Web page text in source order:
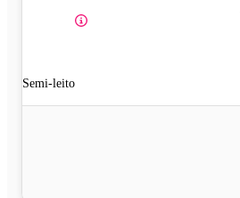
Semi-leito